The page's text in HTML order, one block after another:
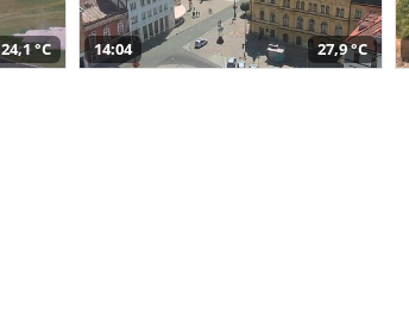
24,1 °C 14:04 27,9 °C